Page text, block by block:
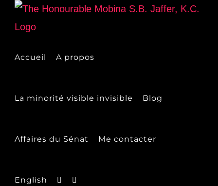
Skip
Accueil A propos
La minorité visible invisible Blog
Affaires du Sénat Me contacter
English